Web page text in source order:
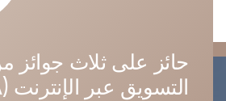
حائز على ثلاث جوائز
التسويق عبر الإنترنت (WMA)